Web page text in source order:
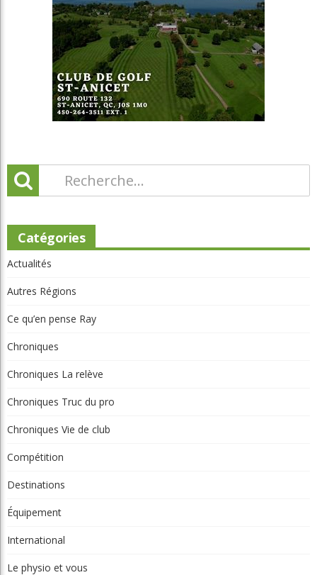
Catégories
Actualités
Autres Régions
Ce qu’en pense Ray
Chroniques
Chroniques La relève
Chroniques Truc du pro
Chroniques Vie de club
Compétition
Destinations
Équipement
International
Le physio et vous